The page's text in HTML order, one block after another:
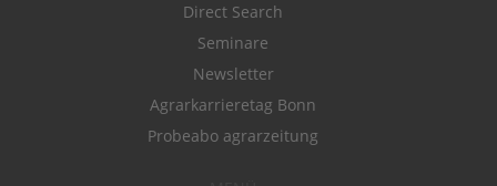
Direct Search
Seminare
Newsletter
Agrarkarrieretag Bonn
Probeabo agrarzeitung